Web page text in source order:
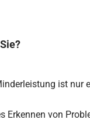
ist nur
Erkennen von